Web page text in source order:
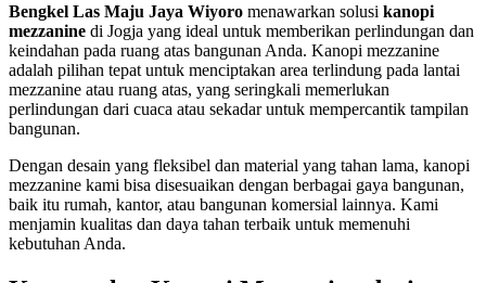
Bengkel Las Maju Jaya Wiyoro menawarkan solusi kanopi
mezzanine di Jogja yang ideal untuk memberikan perlindungan dan
keindahan pada ruang atas bangunan Anda. Kanopi mezzanine
adalah pilihan tepat untuk menciptakan area terlindung pada lantai
mezzanine atau ruang atas, yang seringkali memerlukan
perlindungan dari cuaca atau sekadar untuk mempercantik tampilan
bangunan.
Dengan desain yang fleksibel dan material yang tahan lama, kanopi
mezzanine kami bisa disesuaikan dengan berbagai gaya bangunan,
baik itu rumah, kantor, atau bangunan komersial lainnya. Kami
menjamin kualitas dan daya tahan terbaik untuk memenuhi
kebutuhan Anda.